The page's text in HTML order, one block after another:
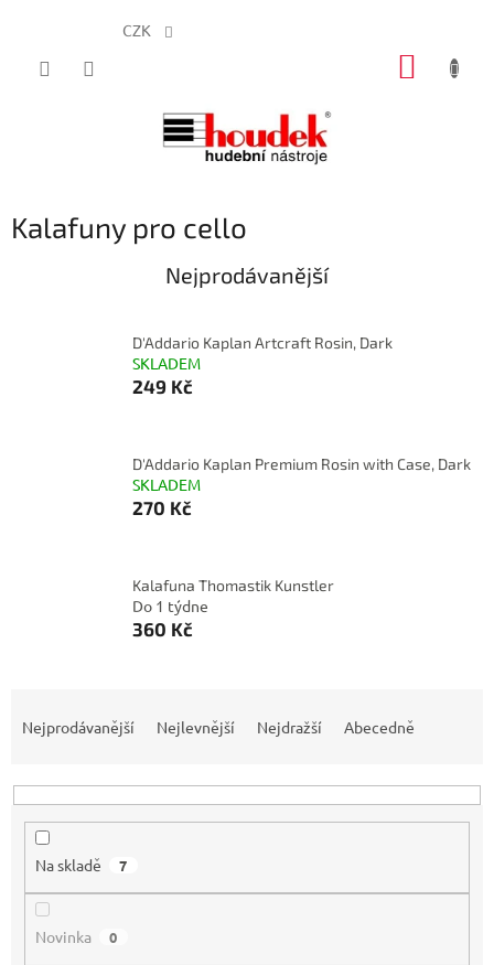
CZK
Kalafuny pro cello
Nejprodávanější
D'Addario Kaplan Artcraft Rosin, Dark
SKLADEM
249 Kč
D'Addario Kaplan Premium Rosin with Case, Dark
SKLADEM
270 Kč
Kalafuna Thomastik Kunstler
Do 1 týdne
360 Kč
n
Nejprodávanější Nejlevnější Nejdražší Abecedně
Na skladě 7
Novinka 0